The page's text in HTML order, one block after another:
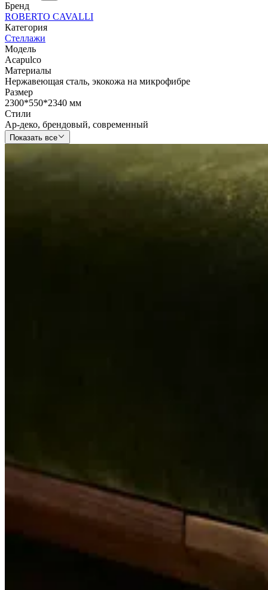
Бренд
ROBERTO CAVALLI
Категория
Стеллажи
Модель
Acapulco
Материалы
Нержавеющая сталь, экокожа на микрофибре
Размер
2300*550*2340 мм
Стили
Ар-деко, брендовый, современный
Показать все